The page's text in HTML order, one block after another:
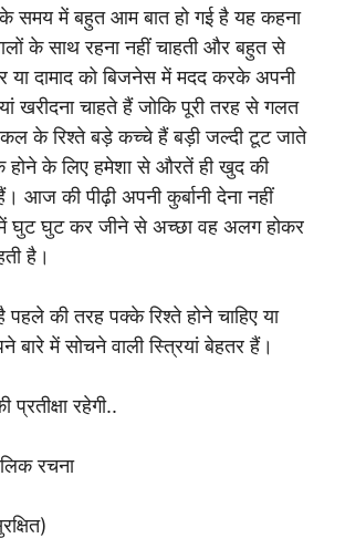
समय में बहुत आम बात हो गई है यह कहना
के साथ रहना नहीं चाहती और बहुत से
या दामाद को बिजनेस में मदद करके अपनी
खरीदना चाहते हैं जोकि पूरी तरह से गलत
के रिश्ते बड़े कच्चे हैं बड़ी जल्दी टूट जाते
होने के लिए हमेशा से औरतें ही खुद की
आज की पीढ़ी अपनी कुर्बानी देना नहीं
में घुट घुट कर जीने से अच्छा वह अलग होकर
है।
पहले की तरह पक्के रिश्ते होने चाहिए या
में सोचने वाली स्त्रियां बेहतर हैं।
रहेगी..
रचना